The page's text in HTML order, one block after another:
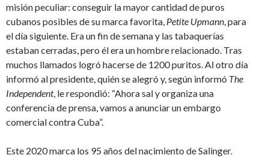
misión peculiar: conseguir la mayor cantidad de puros
cubanos posibles de su marca favorita, Petite Upmann , para
el día siguiente. Era un fin de semana y las tabaquerías
estaban cerradas, pero él era un hombre relacionado. Tras
muchos llamados logró hacerse de 1200 puritos. Al otro día
informó al presidente, quién se alegró y, según informó The
Independent, le respondió: “Ahora sal y organiza una
conferencia de prensa, vamos a anunciar un embargo
comercial contra Cuba”.
Este 2020 marca los 95 años del nacimiento de Salinger.